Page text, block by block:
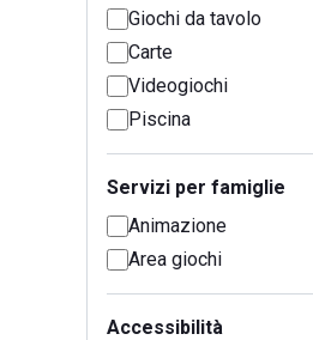
Giochi da tavolo
Carte
Videogiochi
Piscina
Servizi per famiglie
Animazione
Area giochi
Accessibilità